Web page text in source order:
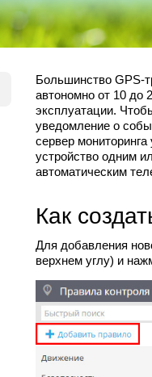
Большинство GPS-
автономно от 10 до
эксплуатации.
уведомление о
сервер
устройство одним
автоматическим
Как
Для добавления
верхнем углу) и